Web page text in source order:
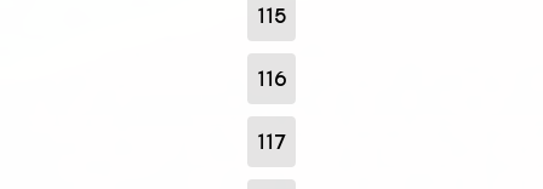
115
116
117